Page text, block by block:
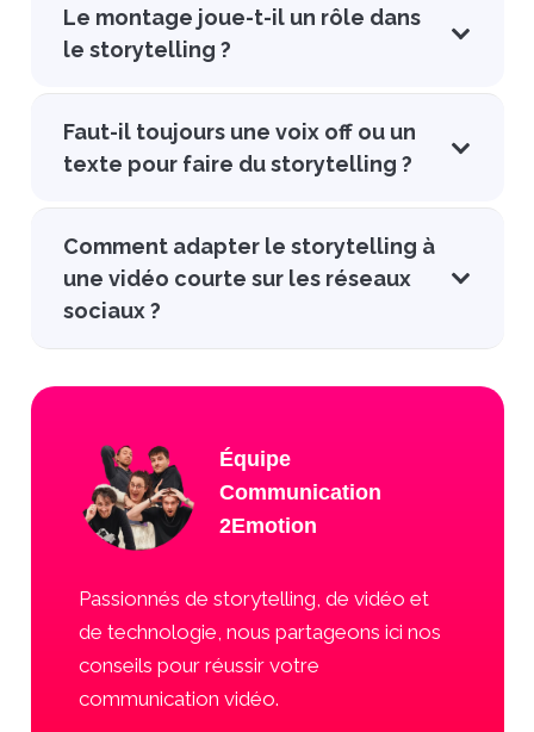
Le montage joue-t-il un rôle dans
le storytelling ?
Faut-il toujours une voix off ou un
texte pour faire du storytelling ?
Comment adapter le storytelling à
une vidéo courte sur les réseaux
sociaux ?
Équipe
Communication
2Emotion
Passionnés de storytelling, de vidéo et
de technologie, nous partageons ici nos
conseils pour réussir votre
communication vidéo.